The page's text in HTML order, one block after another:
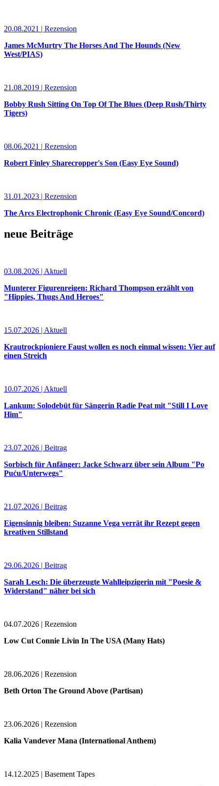
20.08.2021 | Rezension
James McMurtry The Horses And The Hounds (New
West/PIAS)
21.08.2019 | Rezension
Bobby Rush Sitting On Top Of The Blues (Deep Rush/Thirty
Tigers)
08.06.2021 | Rezension
Robert Finley Sharecropper's Son (Easy Eye Sound)
31.01.2023 | Rezension
The Arcs Electrophonic Chronic (Easy Eye Sound/Concord)
neue Beiträge
03.08.2026 | Aktuell
Munterer Figurenreigen: Richard Thompson erzählt von
"Hippies, Thugs And Heroes"
15.07.2026 | Aktuell
Krautrockpioniere Faust wollen es noch einmal wissen: Vier auf
einen Streich
10.07.2026 | Aktuell
Lankum: Solodebüt für Sängerin Radie Peat mit "Still I Love
Him"
23.07.2026 | Beitrag
Sorbisch für Anfänger: Jacke Schwarz über sein Album "Po
Puću/Unterwegs"
21.07.2026 | Beitrag
Eigensinnig bleiben: Suzanne Vega verrät ihr Rezept gegen
kreativen Stillstand
29.06.2026 | Beitrag
Sarah Lesch: Die überzeugte Wahlleipzigerin mit "Poesie &
Widerstand" näher bei sich
04.07.2026 | Rezension
Low Cut Connie Livin In The USA (Many Hats)
28.06.2026 | Rezension
Beth Orton The Ground Above (Partisan)
23.06.2026 | Rezension
Kalia Vandever Mana (International Anthem)
14.12.2025 | Basement Tapes